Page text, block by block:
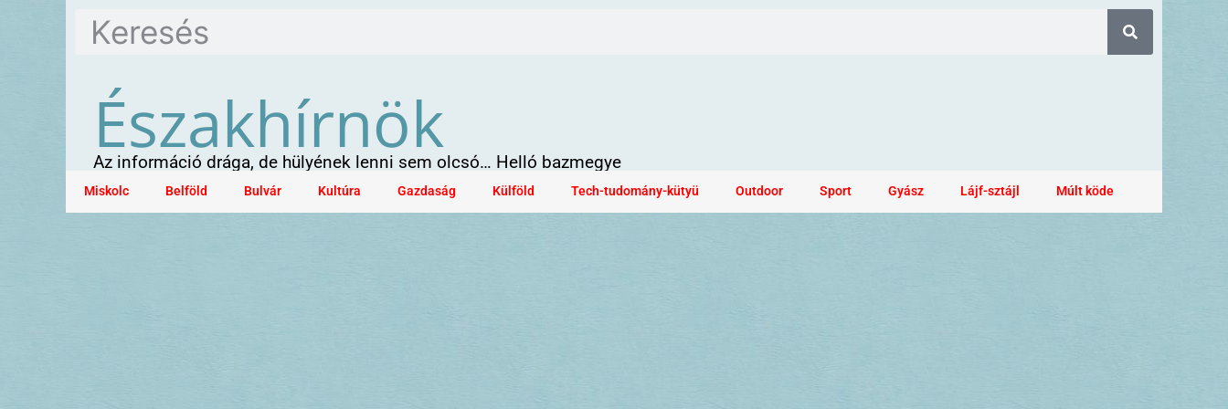
Északhírnök
Az információ drága, de hülyének lenni sem olcsó… Helló bazmegye
Miskolc Belföld Bulvár Kultúra Gazdaság Külföld Tech-tudomány-kütyü Outdoor Sport Gyász Lájf-sztájl Múlt köde